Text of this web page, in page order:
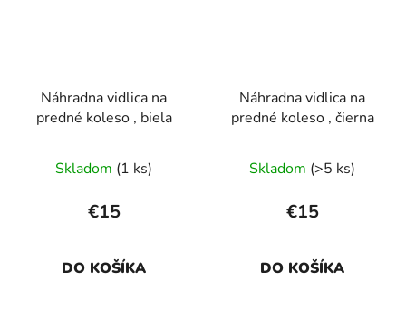
Náhradna vidlica na
predné koleso , biela
Skladom (1 ks)
€15
DO KOŠÍKA
Náhradna vidlica na
predné koleso , čierna
Skladom (>5 ks)
€15
DO KOŠÍKA